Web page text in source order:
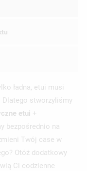
ładna, etui musi
Dlatego stworzyliśmy
etui +
bezpośrednio na
Twój case w
Otóż dodatkowy
Ci codzienne